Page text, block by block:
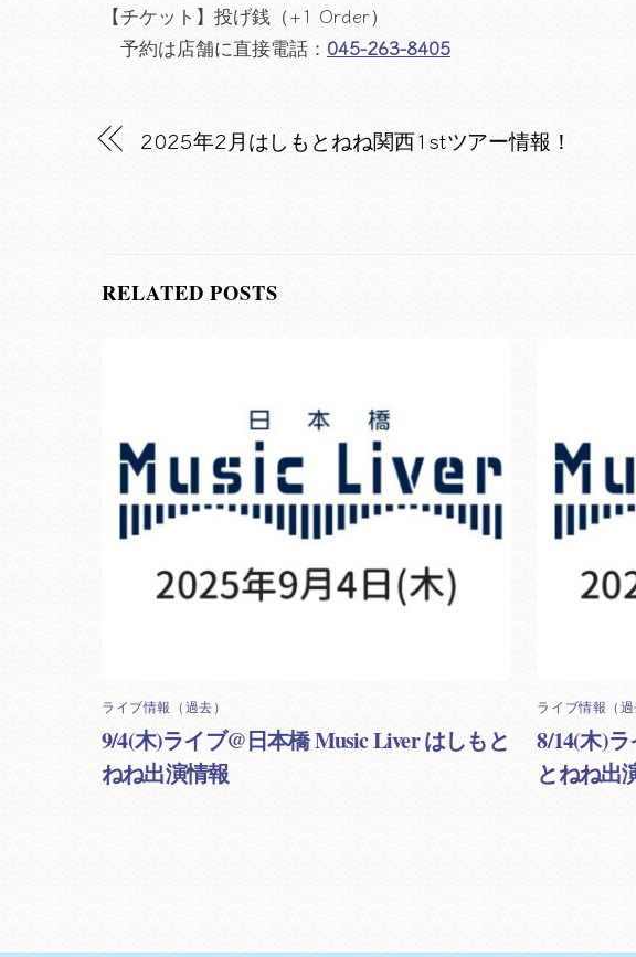
【チケット】投げ銭（+1 Order）
予約は店舗に直接電話： 045-263-8405
2025年2月はしもとねね関西1stツアー情報！
RELATED POSTS
ライブ情報（過去）
9/4(木)ライブ@日本橋 Music Liver はしもと
ねね出演情報
ライブ情報（過
8/14(木)
とねね出